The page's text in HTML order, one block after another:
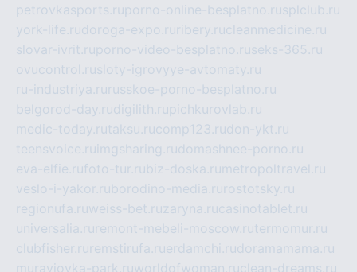
petrovkasports.ruporno-online-besplatno.rusplclub.ru
york-life.rudoroga-expo.ru ribery.rucleanmedicine.ru
slovar-ivrit.ruporno-video-besplatno.ruseks-365.ru
ovucontrol.rusloty-igrovyye-avtomaty.ru
ru-industriya.ru russkoe-porno-besplatno.ru
belgorod-day.rudigilith.rupichkurovlab.ru
medic-today.rutaksu.rucomp123.rudon-ykt.ru
teensvoice.ru imgsharing.rudomashnee-porno.ru
eva-elfie.rufoto-tur.rubiz-doska.ru metropoltravel.ru
veslo-i-yakor.ruborodino-media.ru rostotsky.ru
regionufa.ruweiss-bet.ruzaryna.rucasinotablet.ru
universalia.ru remont-mebeli-moscow.rutermomur.ru
clubfisher.ru remstirufa.ruerdamchi.rudoramamama.ru
muraviovka-park.ruworldofwoman.ruclean-dreams.ru